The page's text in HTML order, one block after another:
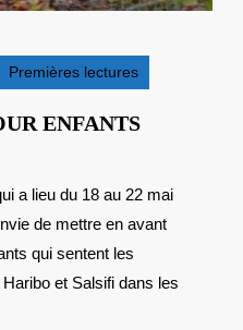
Premières lectures
ENFANTS
LA
de mettre en avant
qui sentent les
et Salsifi dans les